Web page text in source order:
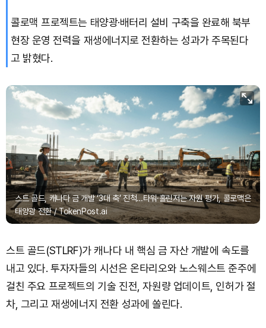
콜로맥 프로젝트는 태양광·배터리 설비 구축을 완료해 북부
현장 운영 전력을 재생에너지로 전환하는 성과가 주목된다
고 밝혔다.
스트 골드, 캐나다 금 개발 ‘3대 축’ 진척…타워·홀린저는 자원 평가, 콜로맥은
태양광 전환 / TokenPost.ai
스트 골드(STLRF)가 캐나다 내 핵심 금 자산 개발에 속도를
내고 있다. 투자자들의 시선은 온타리오와 노스웨스트 준주에
걸친 주요 프로젝트의 기술 진전, 자원량 업데이트, 인허가 절
차, 그리고 재생에너지 전환 성과에 쏠린다.